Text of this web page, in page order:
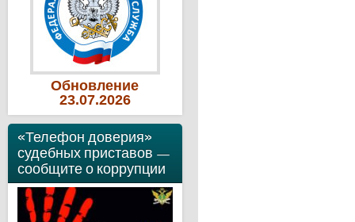
Обновление
23.07.2026
«Телефон доверия»
судебных приставов —
сообщите о коррупции